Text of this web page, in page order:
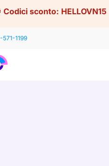
Codici sconto: HELLOVN15
571-1199